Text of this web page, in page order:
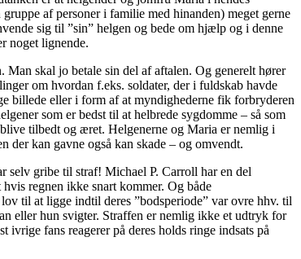
af personer i familie med hinanden) meget gerne
sig til ”sin” helgen og bede om hjælp og i denne
noget lignende.
skal jo betale sin del af aftalen. Og generelt hører
om hvordan f.eks. soldater, der i fuldskab havde
billede eller i form af at myndighederne fik forbryderen
som er bedst til at helbrede sygdomme – så som
tilbedt og æret. Helgenerne og Maria er nemlig i
kan gavne også kan skade – og omvendt.
selv gribe til straf! Michael P. Carroll har en del
regnen ikke snart kommer. Og både
til at ligge indtil deres ”bodsperiode” var ovre hhv. til
eller hun svigter. Straffen er nemlig ikke et udtryk for
fans reagerer på deres holds ringe indsats på